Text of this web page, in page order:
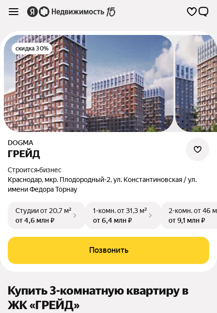
скидка 30%
DOGMA
ГРЕЙД
Строится•бизнес
Краснодар, мкр. Плодородный-2,ул. Константиновская / ул.
имени Федора Торнау
Студииот 20,7 м²
от 4,6 млн ₽
1-комн.от 31,3 м²
от 6,4 млн ₽
2-комн.от 46
от 9,1 млн ₽
Позвонить
Купить 3-комнатную квартиру в
ЖК «ГРЕЙД»